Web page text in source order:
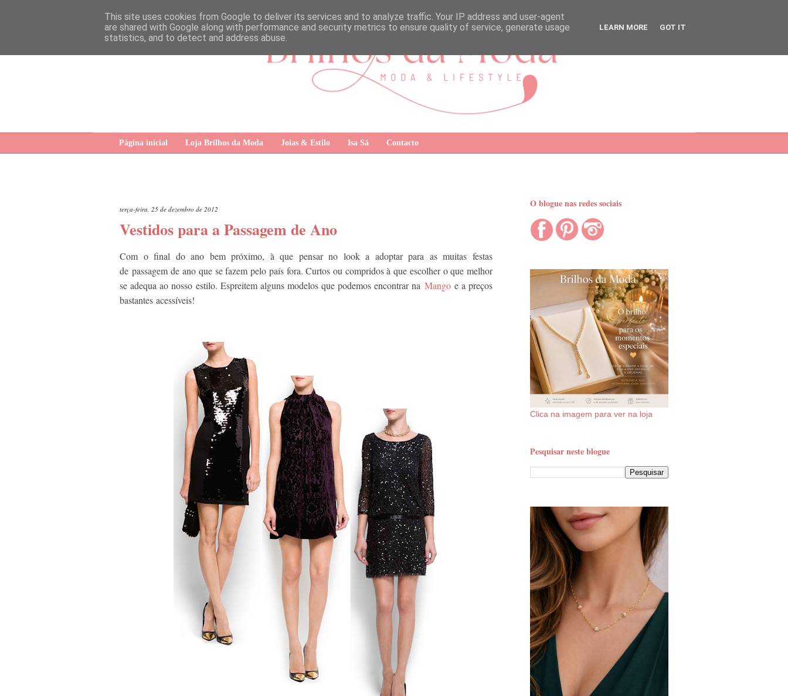
Página inicial Loja Brilhos da Moda Joias & Estilo Isa Sá Contacto
terça-feira, 25 de dezembro de 2012
Vestidos para a Passagem de Ano
Com o final do ano bem próximo, à que pensar no look a adoptar para as muitas festas
de passagem de ano que se fazem pelo país fora. Curtos ou compridos à que escolher o que melhor
se adequa ao nosso estilo. Espreitem alguns modelos que podemos encontrar na Mangoe a preços
bastantes acessíveis!
O blogue nas redes sociais
Clica na imagem para ver na loja
Pesquisar neste blogue
This site uses cookies from Google to deliver its services and to analyze traffic. Your IP address and user-agent
are shared with Google along with performance and security metrics to ensure quality of service, generate usage
statistics, and to detect and address abuse.
LEARN MORE GOT IT